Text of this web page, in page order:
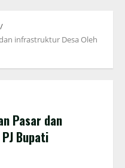
infrastruktur Desa Oleh
Pasar dan
Bupati